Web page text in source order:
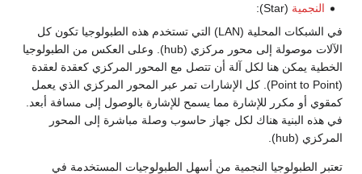
النجمية (Star):
في الشبكات المحلية (LAN) التي تستخدم هذه الطبولوجيا تكون كل
الآلات موصولة إلى محور مركزي (hub). وعلى العكس من الطبولوجيا
الخطية يمكن هنا لكل آلة أن تتصل مع المحور المركزي كعقدة لعقدة
(Point to Point). كل الإشارات تمر عبر المحور المركزي الذي يعمل
كمقوي أو مكرر للإشارة مما يسمح للإشارة بالوصول إلى مسافة أبعد.
في هذه البنية هناك لكل جهاز حاسوب وصلة مباشرة إلى المحور
المركزي (hub).
تعتبر الطبولوجيا النجمية من أسهل الطبولوجيات المستخدمة في